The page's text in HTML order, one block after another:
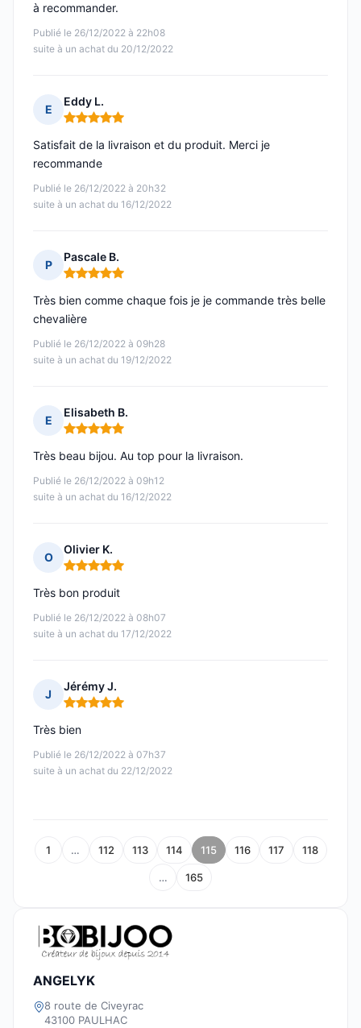
Publié le 26/12/2022 à 22h08
suite à un achat du 20/12/2022
à recommander.
E
Eddy L.
Note : 5 sur 5
Publié le 26/12/2022 à 20h32
suite à un achat du 16/12/2022
Satisfait de la livraison et du produit. Merci je
recommande
P
Pascale B.
Note : 5 sur 5
Publié le 26/12/2022 à 09h28
suite à un achat du 19/12/2022
Très bien comme chaque fois je je commande très belle
chevalière
E
Elisabeth B.
Note : 5 sur 5
Publié le 26/12/2022 à 09h12
suite à un achat du 16/12/2022
Très beau bijou. Au top pour la livraison.
O
Olivier K.
Note : 5 sur 5
Publié le 26/12/2022 à 08h07
suite à un achat du 17/12/2022
Très bon produit
J
Jérémy J.
Note : 5 sur 5
Publié le 26/12/2022 à 07h37
suite à un achat du 22/12/2022
Très bien
1 … 112 113 114 115 116 117 118
… 165
ANGELYK
8 route de Civeyrac
43100 PAULHAC